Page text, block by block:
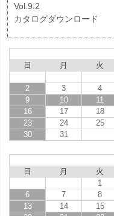
Vol.9.2
カタログダウンロード
日
月 火
2
3 4
9
10 11
16
17 18
23
24 25
30
31
日
月 火
1
6
7 8
13
14 15